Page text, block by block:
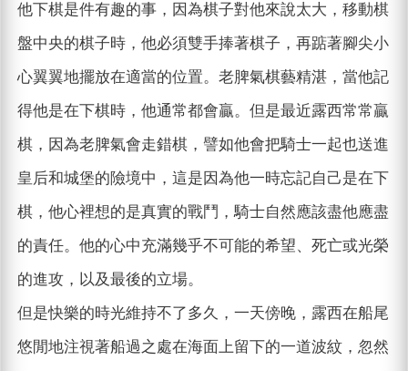
他下棋是件有趣的事，因為棋子對他來說太大，移動棋
盤中央的棋子時，他必須雙手捧著棋子，再踮著腳尖小
心翼翼地擺放在適當的位置。老脾氣棋藝精湛，當他記
得他是在下棋時，他通常都會贏。但是最近露西常常贏
棋，因為老脾氣會走錯棋，譬如他會把騎士一起也送進
皇后和城堡的險境中，這是因為他一時忘記自己是在下
棋，他心裡想的是真實的戰鬥，騎士自然應該盡他應盡
的責任。他的心中充滿幾乎不可能的希望、死亡或光榮
的進攻，以及最後的立場。
但是快樂的時光維持不了多久，一天傍晚，露西在船尾
悠閒地注視著船過之處在海面上留下的一道波紋，忽然